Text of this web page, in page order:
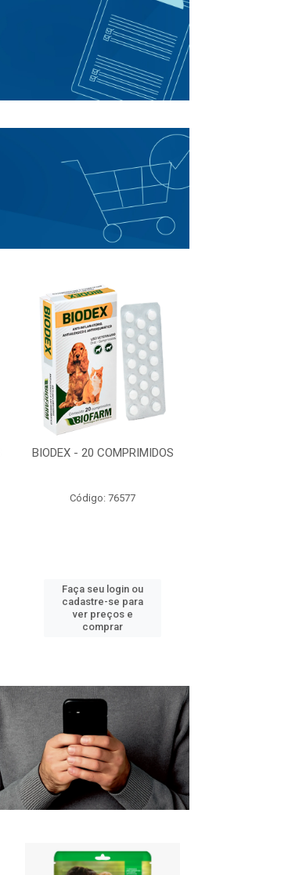
BIODEX - 20 COMPRIMIDOS
Código: 76577
Faça seu login ou
cadastre-se para
ver preços e
comprar